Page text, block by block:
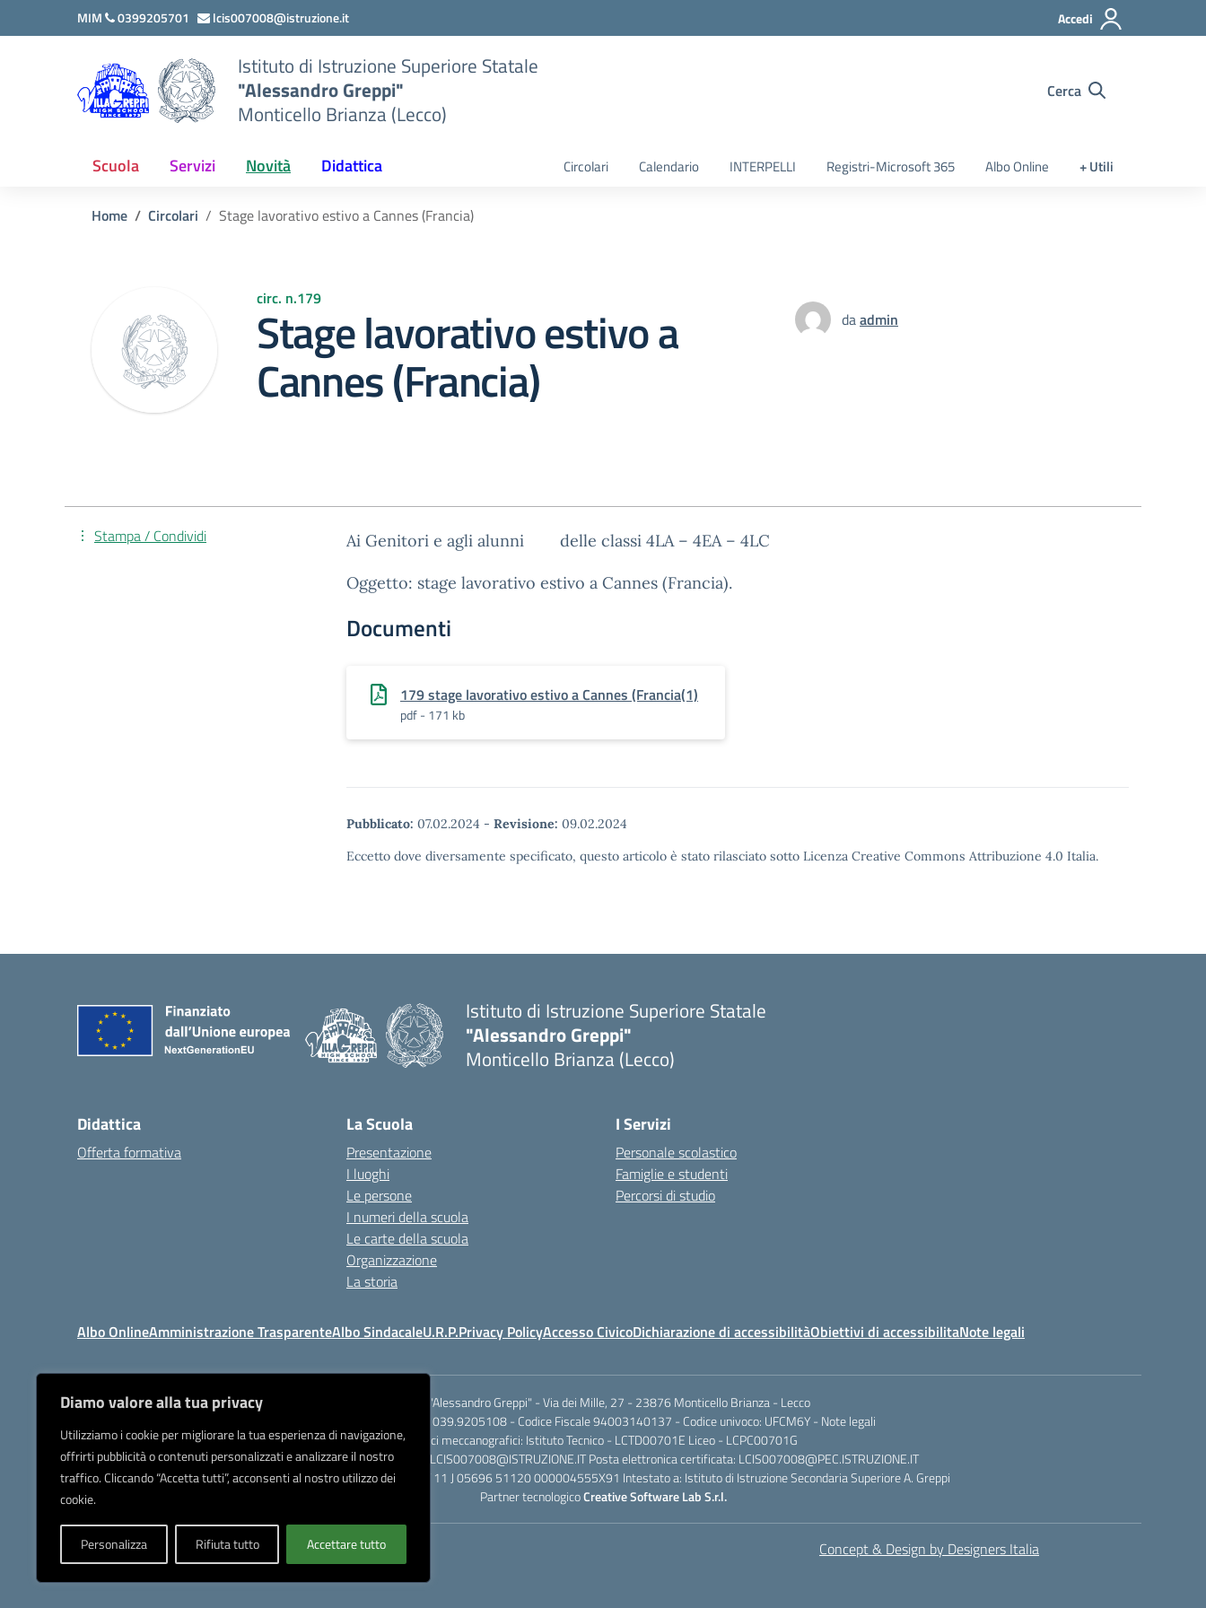
Diamo valore alla tua privacy
Utilizziamo i cookie per migliorare la tua esperienza di navigazione,
offrirti pubblicità o contenuti personalizzati e analizzare il nostro
traffico. Cliccando “Accetta tutti”, acconsenti al nostro utilizzo dei
cookie.
Personalizza Rifiuta tutto Accettare tutto
Vai ai contenuti
Vai al menu di navigazione
MIM 0399205701 lcis007008@istruzione.it Accedi
Istituto di Istruzione Superiore Statale
"Alessandro Greppi"
Monticello Brianza (Lecco)
Cerca
Scuola Servizi Novità Didattica Circolari Calendario INTERPELLI Registri-Microsoft 365 Albo Online + Utili
Home Circolari Stage lavorativo estivo a Cannes (Francia)
circ. n.179
Stage lavorativo estivo a
Cannes (Francia)
daadmin
Ai Genitori e agli alunni delle classi 4LA – 4EA – 4LC
Oggetto: stage lavorativo estivo a Cannes (Francia).
Documenti
179 stage lavorativo estivo a Cannes (Francia(1)
pdf - 171 kb
Pubblicato: 07.02.2024 - Revisione: 09.02.2024
Eccetto dove diversamente specificato, questo articolo è stato rilasciato sotto Licenza Creative Commons Attribuzione 4.0 Italia.
Stampa / Condividi
Istituto di Istruzione Superiore Statale
"Alessandro Greppi"
Monticello Brianza (Lecco)
Didattica
Offerta formativa
La Scuola
Presentazione
I luoghi
Le persone
I numeri della scuola
Le carte della scuola
Organizzazione
La storia
I Servizi
Personale scolastico
Famiglie e studenti
Percorsi di studio
Albo OnlineAmministrazione TrasparenteAlbo SindacaleU.R.P.Privacy PolicyAccesso CivicoDichiarazione di accessibilitàObiettivi di accessibilitaNote legali
I.I.S.S. "Alessandro Greppi" - Via dei Mille, 27 - 23876 Monticello Brianza - Lecco
Tel 039.9205701 / 039.9205108 - Codice Fiscale 94003140137 - Codice univoco: UFCM6Y - Note legali
Codici meccanografici: Istituto Tecnico - LCTD00701E Liceo - LCPC00701G
Posta elettronica ordinaria: LCIS007008@ISTRUZIONE.IT Posta elettronica certificata: LCIS007008@PEC.ISTRUZIONE.IT
IBAN Banca Popolare di Sondrio IT 11 J 05696 51120 000004555X91 Intestato a: Istituto di Istruzione Secondaria Superiore A. Greppi
Partner tecnologicoCreative Software Lab S.r.l.
Concept & Design by Designers Italia